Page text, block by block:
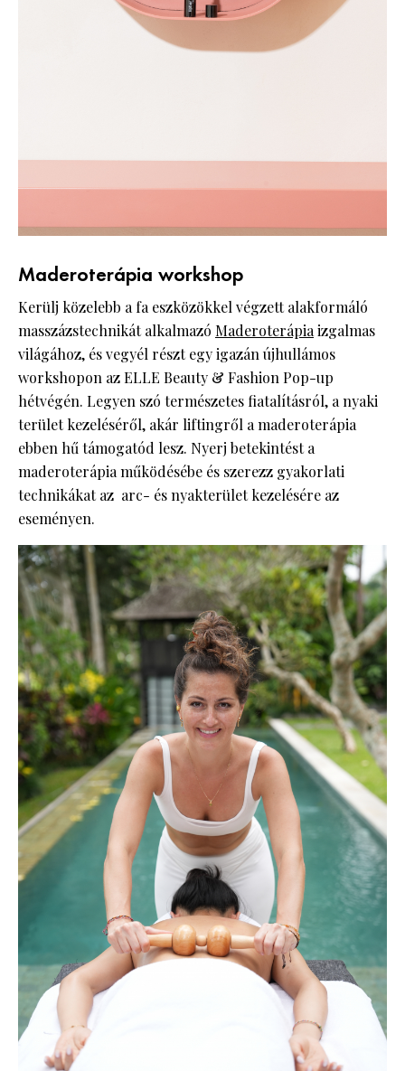
Maderoterápia workshop
Kerülj közelebb a fa eszközökkel végzett alakformáló
masszázstechnikát alkalmazó Maderoterápia izgalmas
világához, és vegyél részt egy igazán újhullámos
workshopon az ELLE Beauty & Fashion Pop-up
hétvégén. Legyen szó természetes fiatalításról, a nyaki
terület kezeléséről, akár liftingről a maderoterápia
ebben hű támogatód lesz. Nyerj betekintést a
maderoterápia működésébe és szerezz gyakorlati
technikákat az arc- és nyakterület kezelésére az
eseményen.